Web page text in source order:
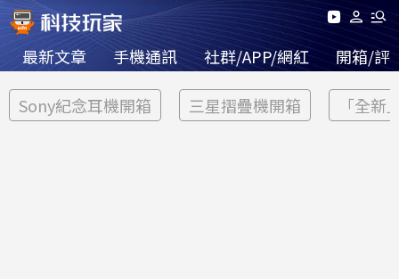
最新文章 手機通訊 社群/APP/網紅 開箱/評
Sony紀念耳機開箱 三星摺疊機開箱 「全新